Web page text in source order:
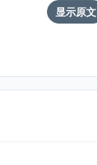
显示原文